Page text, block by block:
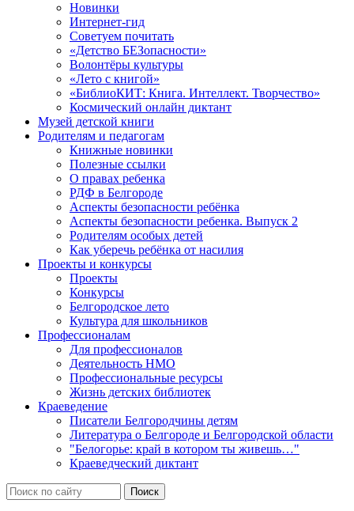
Новинки
Интернет-гид
Советуем почитать
«Детство БЕЗопасности»
Волонтёры культуры
«Лето с книгой»
«БиблиоКИТ: Книга. Интеллект. Творчество»
Космический онлайн диктант
Музей детской книги
Родителям и педагогам
Книжные новинки
Полезные ссылки
О правах ребенка
РДФ в Белгороде
Аспекты безопасности ребёнка
Аспекты безопасности ребенка. Выпуск 2
Родителям особых детей
Как уберечь ребёнка от насилия
Проекты и конкурсы
Проекты
Конкурсы
Белгородское лето
Культура для школьников
Профессионалам
Для профессионалов
Деятельность НМО
Профессиональные ресурсы
Жизнь детских библиотек
Краеведение
Писатели Белгородчины детям
Литература о Белгороде и Белгородской области
"Белогорье: край в котором ты живешь…"
Краеведческий диктант